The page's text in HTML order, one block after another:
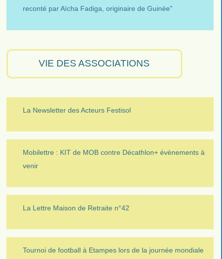
reconté par Aïcha Fadiga, originaire de Guinée"
VIE DES ASSOCIATIONS
La Newsletter des Acteurs Festisol
Mobilettre : KIT de MOB contre Décathlon+ évènements à
venir
La Lettre Maison de Retraite n°42
Tournoi de football à Etampes lors de la journée mondiale